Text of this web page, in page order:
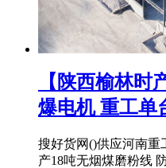
【陕西榆林时
爆电机 重工单
搜好货网()供应河南重
产18吨无烟煤磨粉线